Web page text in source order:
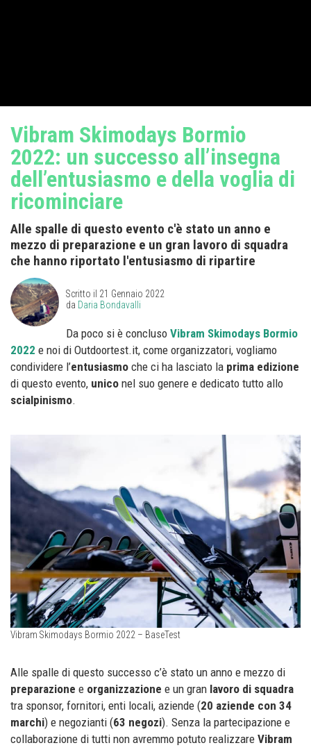
Vibram Skimodays Bormio
2022: un successo all’insegna
dell’entusiasmo e della voglia di
ricominciare
Alle spalle di questo evento c'è stato un anno e
mezzo di preparazione e un gran lavoro di squadra
che hanno riportato l'entusiasmo di ripartire
Scritto il 21 Gennaio 2022
da Daria Bondavalli
Da poco si è concluso Vibram Skimodays Bormio
2022 e noi di Outdoortest.it, come organizzatori, vogliamo
condividere l’entusiasmo che ci ha lasciato la prima edizione
di questo evento, unico nel suo genere e dedicato tutto allo
scialpinismo.
Vibram Skimodays Bormio 2022 – BaseTest
Alle spalle di questo successo c’è stato un anno e mezzo di
preparazione e organizzazione e un gran lavoro di squadra
tra sponsor, fornitori, enti locali, aziende (20 aziende con 34
marchi) e negozianti (63 negozi). Senza la partecipazione e
collaborazione di tutti non avremmo potuto realizzare Vibram